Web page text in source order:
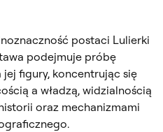
postaci Lulierki
podejmuje próbę
figury, koncentrując się
a władzą, widzialnością
oraz mechanizmami